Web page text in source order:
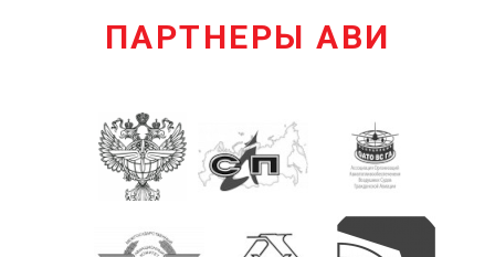
ПАРТНЕРЫ АВИ